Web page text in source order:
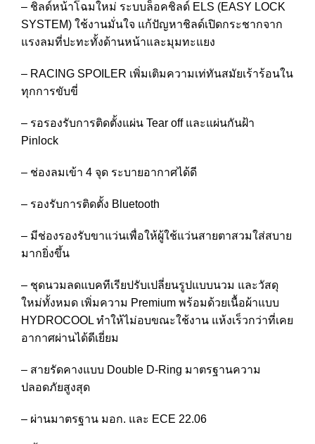
– ชิลด์หน้าโฉมใหม่ ระบบล็อคชิลด์ ELS (EASY LOCK
SYSTEM) ใช้งานมั่นใจ แก้ปัญหาชิลด์เปิดกระชากจาก
แรงลมที่ปะทะทั้งด้านหน้าและมุมทะแยง
– RACING SPOILER เพิ่มเติมความเท่ทันสมัยเร้าร้อนใน
ทุกการขับขี่
– รอรองรับการติดตั้งแผ่น Tear off และแผ่นกันฝ้า
Pinlock
– ช่องลมเข้า 4 จุด ระบายอากาศได้ดี
– รองรับการติดตั้ง Bluetooth
– มีช่องรองรับขาแว่นเพื่อให้ผู้ใช้แว่นสายตาสวมใส่สบาย
มากยิ่งขึ้น
– ชุดนวมลดแบคทีเรียปรับเปลี่ยนรูปแบบนวม และวัสดุ
ใหม่ทั้งหมด เพิ่มความ Premium พร้อมด้วยเนื้อผ้าแบบ
HYDROCOOL ทำให้ไม่อบขณะใช้งาน แห้งเร็วกว่าที่เคย
อากาศผ่านได้ดีเยี่ยม
– สายรัดคางแบบ Double D-Ring มาตรฐานความ
ปลอดภัยสูงสุด
– ผ่านมาตรฐาน มอก. และ ECE 22.06